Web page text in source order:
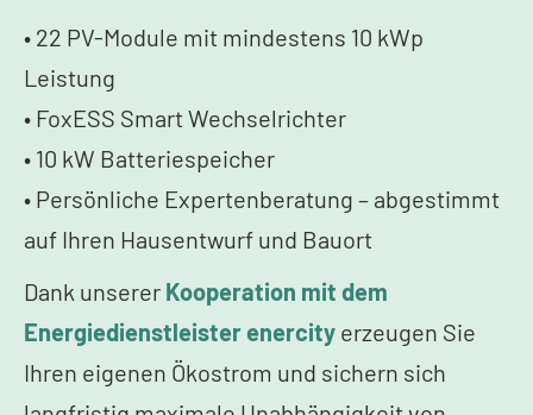
• 22 PV-Module mit mindestens 10 kWp
Leistung
• FoxESS Smart Wechselrichter
• 10 kW Batteriespeicher
• Persönliche Expertenberatung – abgestimmt
auf Ihren Hausentwurf und Bauort
Dank unserer Kooperation mit dem
Energiedienstleister enercity erzeugen Sie
Ihren eigenen Ökostrom und sichern sich